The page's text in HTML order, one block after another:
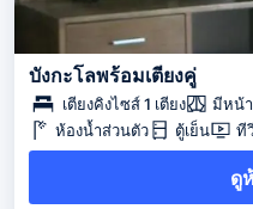
บังกะโลพร้อมเตียงคู่
เตียงคิงไซส์ 1 เตียง มีหน้
ห้องน้ำส่วนตัว
ตู้เย็น ที
ดู